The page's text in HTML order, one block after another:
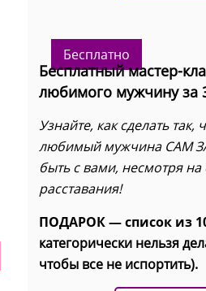
Бесплатно
Бесплатный мастер-
любимого мужчину за
Узнайте, как сделать
любимый мужчина САМ
быть с вами, несмотря на
расставания!
ПОДАРОК — список из
категорически нельзя
чтобы все не испортить).